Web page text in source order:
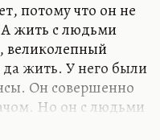
потому что он не
жить с людьми
великолепный
жить. У него были
Он совершенно
Но он с людьми